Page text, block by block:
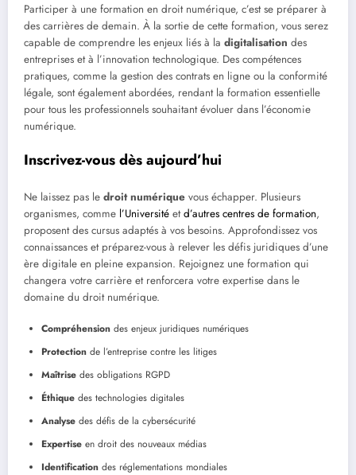
Participer à une formation en droit numérique, c’est se préparer à
des carrières de demain. À la sortie de cette formation, vous serez
capable de comprendre les enjeux liés à la digitalisation des
entreprises et à l’innovation technologique. Des compétences
pratiques, comme la gestion des contrats en ligne ou la conformité
légale, sont également abordées, rendant la formation essentielle
pour tous les professionnels souhaitant évoluer dans l’économie
numérique.
Inscrivez-vous dès aujourd’hui
Ne laissez pas le droit numérique vous échapper. Plusieurs
organismes, comme l’Université etd’autres centres de formation,
proposent des cursus adaptés à vos besoins. Approfondissez vos
connaissances et préparez-vous à relever les défis juridiques d’une
ère digitale en pleine expansion. Rejoignez une formation qui
changera votre carrière et renforcera votre expertise dans le
domaine du droit numérique.
Compréhension des enjeux juridiques numériques
Protection de l’entreprise contre les litiges
Maîtrise des obligations RGPD
Éthique des technologies digitales
Analyse des défis de la cybersécurité
Expertise en droit des nouveaux médias
Identification des réglementations mondiales